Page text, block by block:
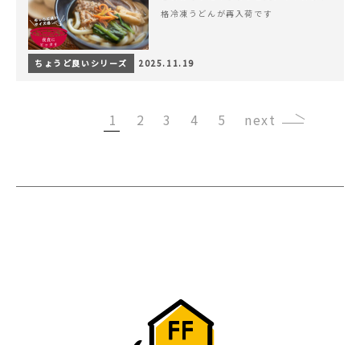
格冷凍うどんが再入荷です
ちょうど良いシリーズ 2025.11.19
1 2 3 4 5 ›